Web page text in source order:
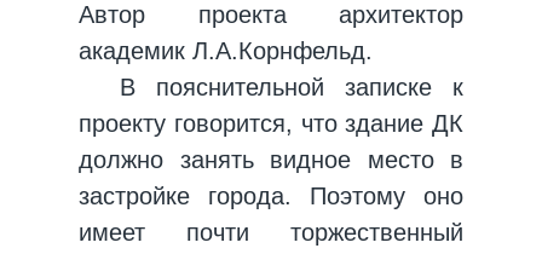
Автор проекта архитектор
академик Л.А.Корнфельд.
В пояснительной записке к
проекту говорится, что здание ДК
должно занять видное место в
застройке города. Поэтому оно
имеет почти торжественный